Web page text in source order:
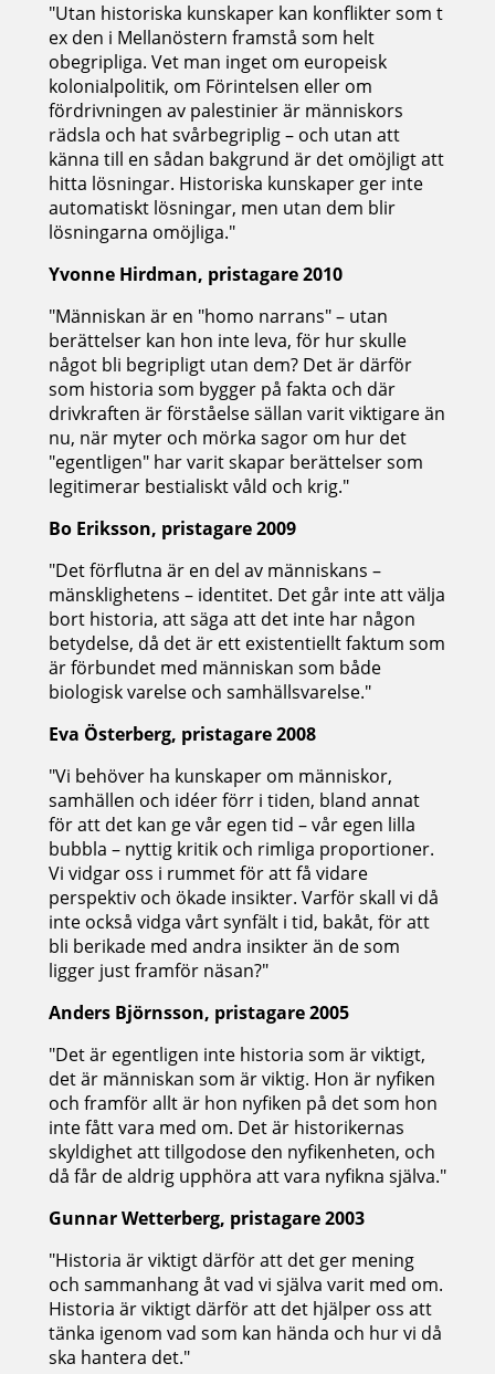
"Utan historiska kunskaper kan konflikter som t
ex den i Mellanöstern framstå som helt
obegripliga. Vet man inget om europeisk
kolonialpolitik, om Förintelsen eller om
fördrivningen av palestinier är människors
rädsla och hat svårbegriplig – och utan att
känna till en sådan bakgrund är det omöjligt att
hitta lösningar. Historiska kunskaper ger inte
automatiskt lösningar, men utan dem blir
lösningarna omöjliga."
Yvonne Hirdman, pristagare 2010
"Människan är en "homo narrans" – utan
berättelser kan hon inte leva, för hur skulle
något bli begripligt utan dem? Det är därför
som historia som bygger på fakta och där
drivkraften är förståelse sällan varit viktigare än
nu, när myter och mörka sagor om hur det
"egentligen" har varit skapar berättelser som
legitimerar bestialiskt våld och krig."
Bo Eriksson, pristagare 2009
"Det förflutna är en del av människans –
mänsklighetens – identitet. Det går inte att välja
bort historia, att säga att det inte har någon
betydelse, då det är ett existentiellt faktum som
är förbundet med människan som både
biologisk varelse och samhällsvarelse."
Eva Österberg, pristagare 2008
"Vi behöver ha kunskaper om människor,
samhällen och idéer förr i tiden, bland annat
för att det kan ge vår egen tid – vår egen lilla
bubbla – nyttig kritik och rimliga proportioner.
Vi vidgar oss i rummet för att få vidare
perspektiv och ökade insikter. Varför skall vi då
inte också vidga vårt synfält i tid, bakåt, för att
bli berikade med andra insikter än de som
ligger just framför näsan?"
Anders Björnsson, pristagare 2005
"Det är egentligen inte historia som är viktigt,
det är människan som är viktig. Hon är nyfiken
och framför allt är hon nyfiken på det som hon
inte fått vara med om. Det är historikernas
skyldighet att tillgodose den nyfikenheten, och
då får de aldrig upphöra att vara nyfikna själva."
Gunnar Wetterberg, pristagare 2003
"Historia är viktigt därför att det ger mening
och sammanhang åt vad vi själva varit med om.
Historia är viktigt därför att det hjälper oss att
tänka igenom vad som kan hända och hur vi då
ska hantera det."